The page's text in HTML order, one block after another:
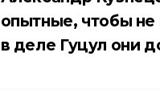
опытные, чтобы
в деле Гуцул они